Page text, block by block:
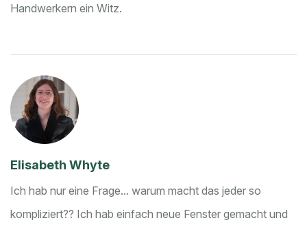
Handwerkern ein Witz.
Elisabeth Whyte
Ich hab nur eine Frage... warum macht das jeder so
kompliziert?? Ich hab einfach neue Fenster gemacht und